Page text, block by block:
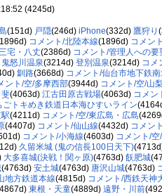
(4245d)
(151d) 戸隠(246d) iPhone(332d) 鷹狩り
コメント/北陸本線(1896d) コメン
宅・八丈(2386d) コメント/管理人への要
鬼怒川温泉(3214d) 登別温泉(3214d) コメ
釧路(3668d) コメント/仙台市地下鉄南
ント/空/多摩西部(3944d) コメント/空/山
斐(4063d) 江古田原古戦場(4063d) コメン
ごトキめき鉄道日本海ひすいライン
(4211d) コメント/空/東広島・広島
(4407d) コメント/仙山線(4432d) コメン
コメント/小海線(4603d) コメント/空
久留米城 (鬼の信長100日天下)
大多喜城(決戦！関ヶ原)(4763d) 飫肥城
(4763d) 安土城(4763d) 唐沢山城(4763d)
地方鉄道本線(4815d) コメント/西鉄天神
東根・天童(4889d) 遠野・川前